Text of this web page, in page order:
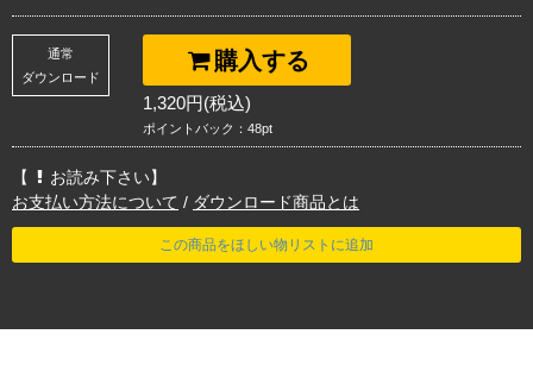
購入する
通常
ダウンロード
1,320円(税込)
ポイントバック：48pt
【
お読み下さい】
お支払い方法について / ダウンロード商品とは
この商品をほしい物リストに追加